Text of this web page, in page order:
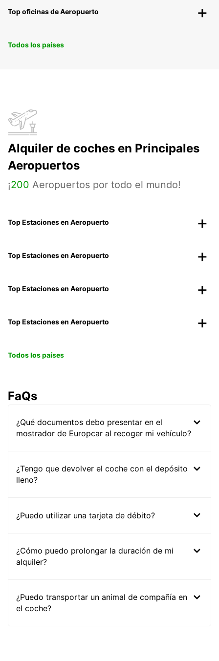
Top oficinas de Aeropuerto
Todos los países
Alquiler de coches en Principales
Aeropuertos
¡200 Aeropuertos por todo el mundo!
Top Estaciones en Aeropuerto
Top Estaciones en Aeropuerto
Top Estaciones en Aeropuerto
Top Estaciones en Aeropuerto
Todos los países
FaQs
¿Qué documentos debo presentar en el
mostrador de Europcar al recoger mi vehículo?
¿Tengo que devolver el coche con el depósito
lleno?
¿Puedo utilizar una tarjeta de débito?
¿Cómo puedo prolongar la duración de mi
alquiler?
¿Puedo transportar un animal de compañía en
el coche?